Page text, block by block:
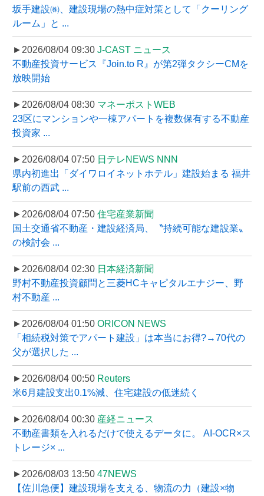
坂手建設㈱、建設現場の熱中症対策として「クーリング
ルーム」と ...
►2026/08/04 09:30 J-CAST ニュース
不動産投資サービス『Join.to R』が第2弾タクシーCMを
放映開始
►2026/08/04 08:30 マネーポストWEB
23区にマンションや一棟アパートを複数保有する不動産
投資家 ...
►2026/08/04 07:50 日テレNEWS NNN
県内初進出「ダイワロイネットホテル」建設始まる 福井
駅前の西武 ...
►2026/08/04 07:50 住宅産業新聞
国土交通省不動産・建設経済局、〝持続可能な建設業〟
の検討会 ...
►2026/08/04 02:30 日本経済新聞
野村不動産投資顧問と三菱HCキャピタルエナジー、野
村不動産 ...
►2026/08/04 01:50 ORICON NEWS
「相続税対策でアパート建設」は本当にお得?→70代の
父が選択した ...
►2026/08/04 00:50 Reuters
米6月建設支出0.1%減、住宅建設の低迷続く
►2026/08/04 00:30 産経ニュース
不動産書類を入れるだけで使えるデータに。 AI-OCR×ス
トレージ× ...
►2026/08/03 13:50 47NEWS
【佐川急便】建設現場を支える、物流の力（建設×物